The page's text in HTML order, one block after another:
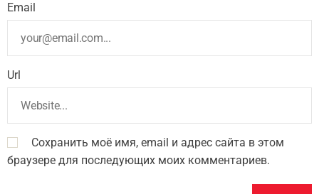
Email
Url
Сохранить моё имя, email и адрес сайта в этом
браузере для последующих моих комментариев.